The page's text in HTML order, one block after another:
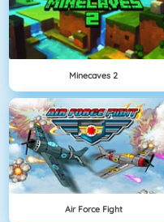
Minecaves 2
Air Force Fight